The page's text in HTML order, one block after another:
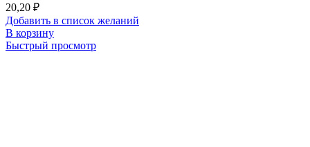
20,20 ₽
Добавить в список желаний
В корзину
Быстрый просмотр